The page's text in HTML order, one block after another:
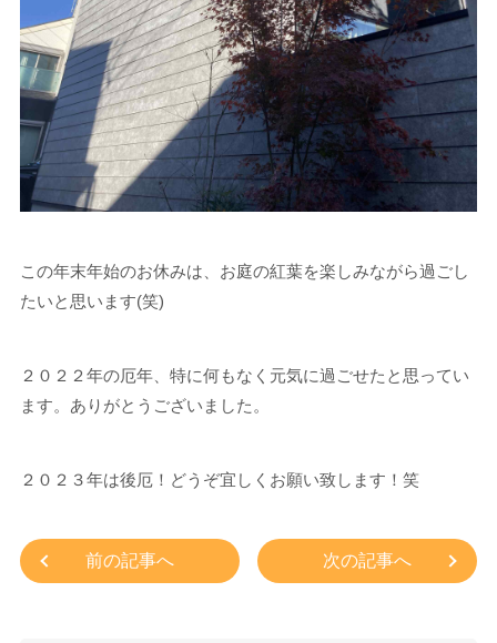
この年末年始のお休みは、お庭の紅葉を楽しみながら過ごし
たいと思います(笑)
２０２２年の厄年、特に何もなく元気に過ごせたと思ってい
ます。ありがとうございました。
２０２３年は後厄！どうぞ宜しくお願い致します！笑
前の記事へ 次の記事へ